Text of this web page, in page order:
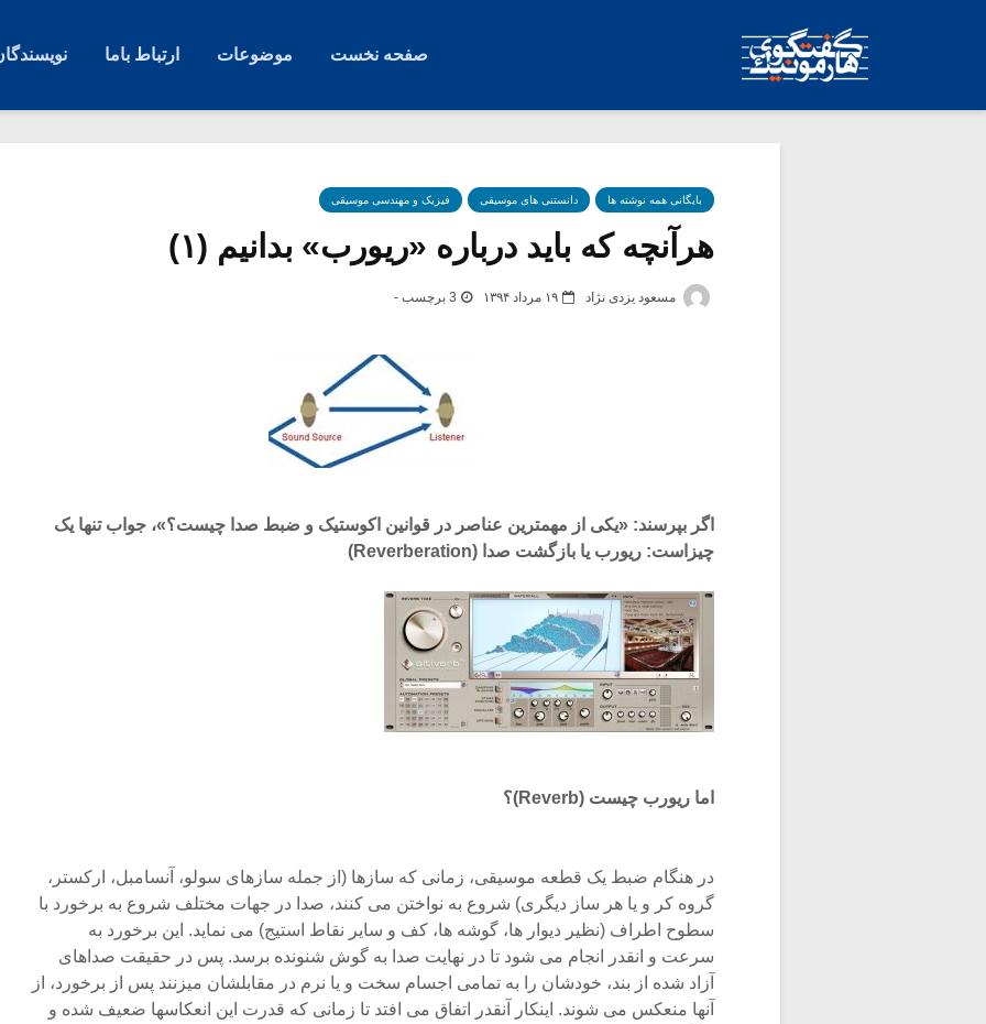
صفحه نخست موضوعات ارتباط باما
بایگانی همه نوشته ها دانستنی های موسیقی فیزیک و مهندسی موسیقی
هرآنچه که باید درباره «ریورب» بدانیم (۱)
مسعود یزدی نژاد ۱۹ مرداد ۱۳۹۴ 3 برچسب -
اگر بپرسند: «یکی از مهمترین عناصر در قوانین اکوستیک و ضبط صدا چیست؟»، جواب تنها یک
چیزاست: ریورب یا بازگشت صدا (Reverberation)
اما ریورب چیست (Reverb)؟
در هنگام ضبط یک قطعه موسیقی، زمانی که سازها (از جمله سازهای سولو، آنسامبل، ارکستر،
گروه کر و یا هر ساز دیگری) شروع به نواختن می کنند، صدا در جهات مختلف شروع به برخورد با
سطوح اطراف (نظیر دیوار ها، گوشه ها، کف و سایر نقاط استیج) می نماید. این برخورد به
سرعت و انقدر انجام می شود تا در نهایت صدا به گوش شنونده برسد. پس در حقیقت صداهای
آزاد شده از بند، خودشان را به تمامی اجسام سخت و یا نرم در مقابلشان میزنند پس از برخورد، از
آنها منعکس می شوند. اینکار آنقدر اتفاق می افتد تا زمانی که قدرت این انعکاسها ضعیف شده و